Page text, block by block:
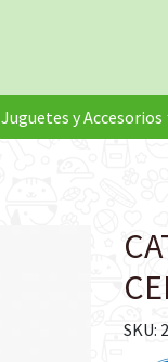
Juguetes y Accesorios
SKU: